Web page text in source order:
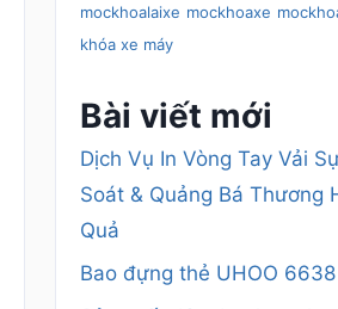
mockhoalaixe mockhoaxe
khóa xe máy
Bài viết mới
Dịch Vụ In Vòng Tay Vải
Soát & Quảng Bá Thương
Quả
Bao đựng thẻ UHOO 6638